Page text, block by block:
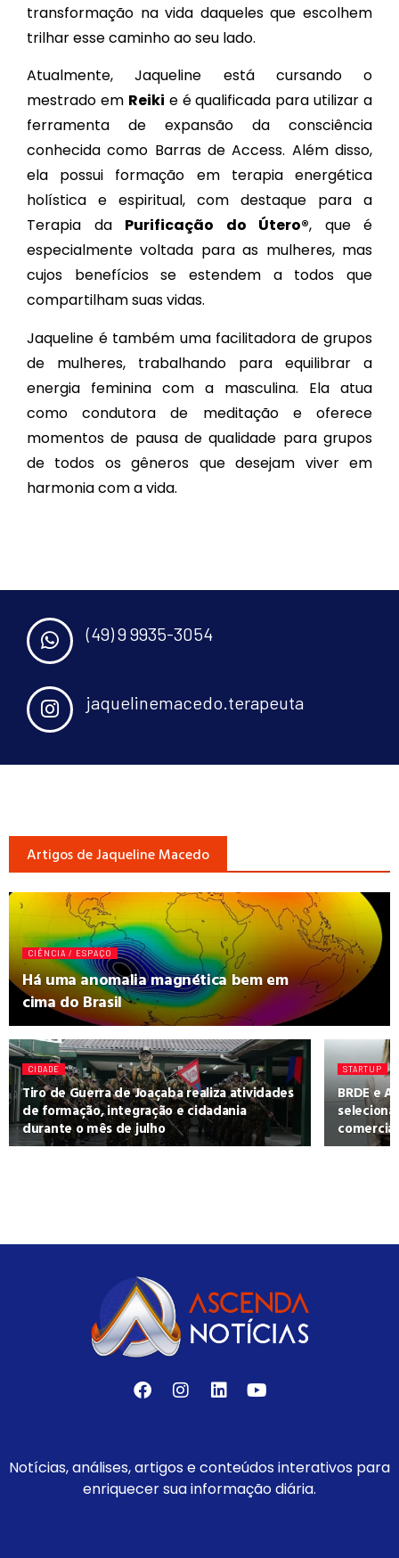
transformação na vida daqueles que escolhem
trilhar esse caminho ao seu lado.
Atualmente, Jaqueline está cursando o
mestrado em Reiki e é qualificada para utilizar a
ferramenta de expansão da consciência
conhecida como Barras de Access. Além disso,
ela possui formação em terapia energética
holística e espiritual, com destaque para a
Terapia da Purificação do Útero®, que é
especialmente voltada para as mulheres, mas
cujos benefícios se estendem a todos que
compartilham suas vidas.
Jaqueline é também uma facilitadora de grupos
de mulheres, trabalhando para equilibrar a
energia feminina com a masculina. Ela atua
como condutora de meditação e oferece
momentos de pausa de qualidade para grupos
de todos os gêneros que desejam viver em
harmonia com a vida.
(49) 9 9935-3054
jaquelinemacedo.terapeuta
Artigos de Jaqueline Macedo
CIÊNCIA / ESPAÇO
Há uma anomalia magnética bem em
cima do Brasil
CIDADE
Tiro de Guerra de Joaçaba realiza atividades
de formação, integração e cidadania
durante o mês de julho
STARTUP
BRDE e
comercial
Notícias, análises, artigos e conteúdos interativos para
enriquecer sua informação diária.